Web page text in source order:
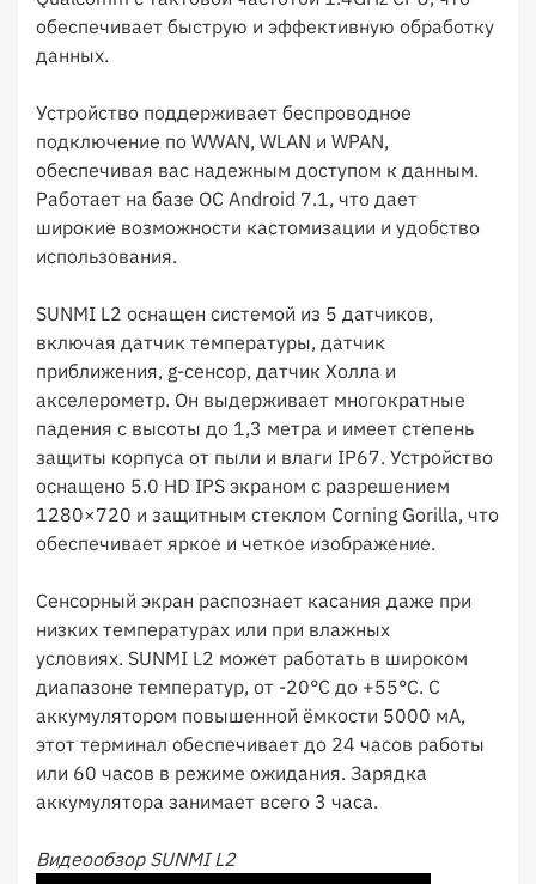
обеспечивает быструю и эффективную обработку
данных.
Устройство поддерживает беспроводное
подключение по WWAN, WLAN и WPAN,
обеспечивая вас надежным доступом к данным.
Работает на базе ОС Android 7.1, что дает
широкие возможности кастомизации и удобство
использования.
SUNMI L2 оснащен системой из 5 датчиков,
включая датчик температуры, датчик
приближения, g-сенсор, датчик Холла и
акселерометр. Он выдерживает многократные
падения с высоты до 1,3 метра и имеет степень
защиты корпуса от пыли и влаги IP67. Устройство
оснащено 5.0 HD IPS экраном с разрешением
1280×720 и защитным стеклом Corning Gorilla, что
обеспечивает яркое и четкое изображение.
Сенсорный экран распознает касания даже при
низких температурах или при влажных
условиях. SUNMI L2 может работать в широком
диапазоне температур, от -20°C до +55°C. С
аккумулятором повышенной ёмкости 5000 мА,
этот терминал обеспечивает до 24 часов работы
или 60 часов в режиме ожидания. Зарядка
аккумулятора занимает всего 3 часа.
Видеообзор SUNMI L2